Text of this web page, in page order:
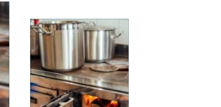
signalerar kvalitet innan
någon ens har klivit
innanför dörren. F&o...